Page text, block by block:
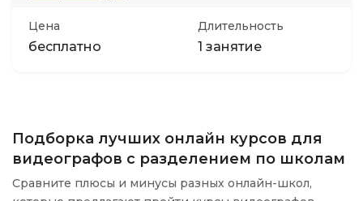
Цена
бесплатно
Длительность
1 занятие
Подборка лучших онлайн курсов для
видеографов с разделением по школам
Сравните плюсы и минусы разных онлайн-школ,